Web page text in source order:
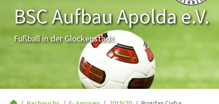
BSC Aufbau Apolda e.V.
Fußball in der Glockenstadt